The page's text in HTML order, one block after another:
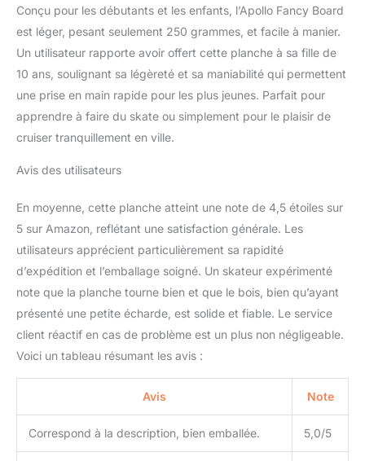
rapidement fixée sous le
bras grâce à sa petite
taille. Ainsi, c'est un
compagnon populaire de
nombreux navetteurs.
Conçu pour les débutants et les enfants, l’Apollo Fancy Board
est léger, pesant seulement 250 grammes, et facile à manier.
Un utilisateur rapporte avoir offert cette planche à sa fille de
10 ans, soulignant sa légèreté et sa maniabilité qui permettent
une prise en main rapide pour les plus jeunes. Parfait pour
apprendre à faire du skate ou simplement pour le plaisir de
cruiser tranquillement en ville.
Avis des utilisateurs
En moyenne, cette planche atteint une note de 4,5 étoiles sur
5 sur Amazon, reflétant une satisfaction générale. Les
utilisateurs apprécient particulièrement sa rapidité
d’expédition et l’emballage soigné. Un skateur expérimenté
note que la planche tourne bien et que le bois, bien qu’ayant
présenté une petite écharde, est solide et fiable. Le service
client réactif en cas de problème est un plus non négligeable.
Voici un tableau résumant les avis :
Avis Note
Correspond à la description, bien emballée. 5,0/5